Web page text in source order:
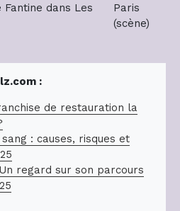
dans Les
Paris
(scène)
:
de restauration la
: causes, risques et
regard sur son parcours